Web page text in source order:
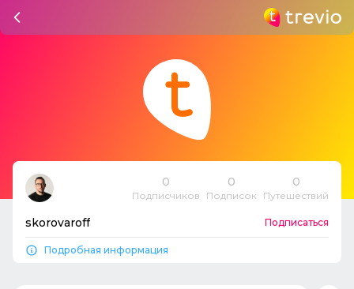
0
Подписчиков
0
Подписок
0
Путешествий
skorovaroff Подписаться
Подробная информация